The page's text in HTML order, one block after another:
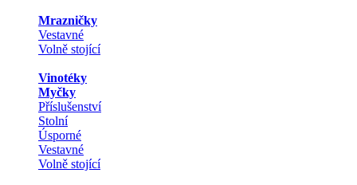
Mrazničky
Vestavné
Volně stojící
Vinotéky
Myčky
Příslušenství
Stolní
Úsporné
Vestavné
Volně stojící